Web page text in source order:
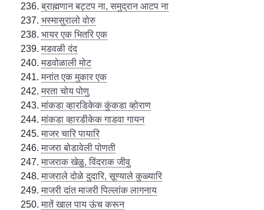
ब्राह्मणान बट्टप ना, समुद्रान आटप ना
भस्मासुरालो वोरु
भायर एक भितरि एक
मडवळी दंद
मडवोळाली मोट
मनांत एक मुकार एक
मरता चोय पोणु
मांकडा व्हारडिकेक कुंकडा व्होराण
मांकडा व्हारडीकेक गाडवा गायन
माजर चारि पायारि
माजरा बोडावेली पोणती
माजराक खेळु, विंदराक जीवु
माजराले दोळे दुदारि, सूण्याले कुळ्यारि
माजरी दांत माजरी पिल्लांक लागनाय
मातें खाल पाय ऊंच करून